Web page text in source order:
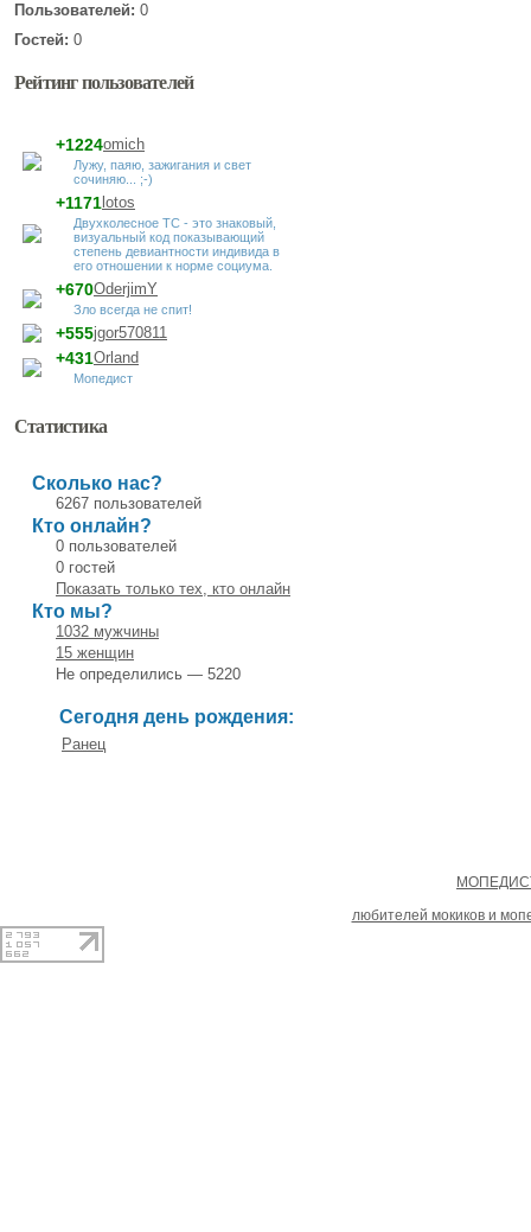
Пользователей: 0
Гостей: 0
Рейтинг пользователей
omich
+1224
Лужу, паяю, зажигания и свет
сочиняю... ;-)
lotos
+1171
Двухколесное ТС - это знаковый,
визуальный код показывающий
степень девиантности индивида в
его отношении к норме социума.
OderjimY
+670
Зло всегда не спит!
jgor570811
+555
Orland
+431
Мопедист
Статистика
Сколько нас?
6267 пользователей
Кто онлайн?
0 пользователей
0 гостей
Показать только тех, кто онлайн
Кто мы?
1032 мужчины
15 женщин
Не определились — 5220
Сегодня день рождения:
Ранец
любителей мокиков и